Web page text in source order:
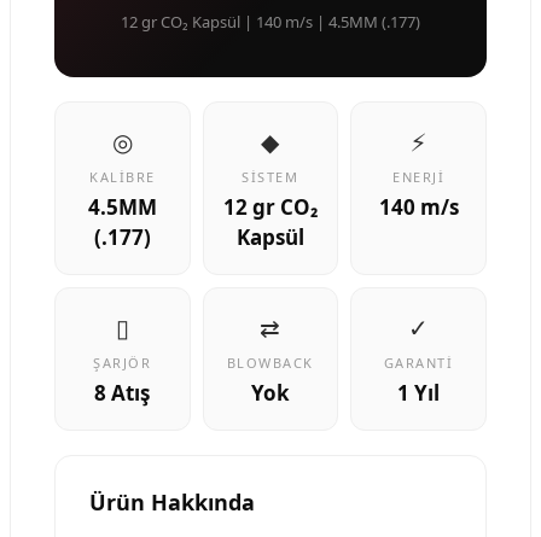
12 gr CO₂ Kapsül | 140 m/s | 4.5MM (.177)
◎
KALIBRE
4.5MM
(.177)
◆
SISTEM
12 gr CO₂
Kapsül
⚡
ENERJI
140 m/s
▯
ŞARJÖR
8 Atış
⇄
BLOWBACK
Yok
✓
GARANTI
1 Yıl
Ürün Hakkında